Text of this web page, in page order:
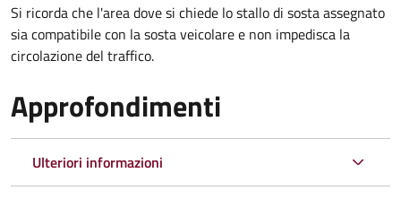
Si ricorda che l'area dove si chiede lo stallo di sosta assegnato
sia compatibile con la sosta veicolare e non impedisca la
circolazione del traffico.
Approfondimenti
Ulteriori informazioni